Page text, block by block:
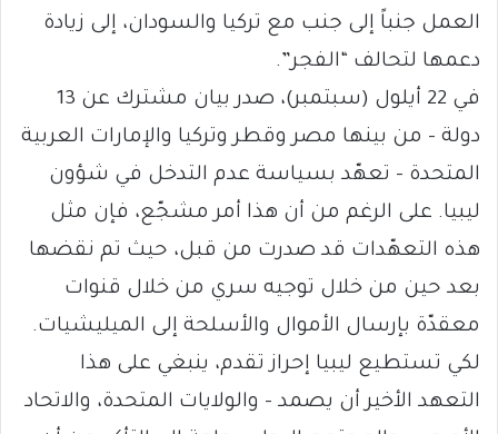
العمل جنباً إلى جنب مع تركيا والسودان، إلى زيادة
دعمها لتحالف “الفجر”.
في 22 أيلول (سبتمبر)، صدر بيان مشترك عن 13
دولة – من بينها مصر وقطر وتركيا والإمارات العربية
المتحدة – تعهّد بسياسة عدم التدخل في شؤون
ليبيا. على الرغم من أن هذا أمر مشجّع، فإن مثل
هذه التعهّدات قد صدرت من قبل، حيث تم نقضها
بعد حين من خلال توجيه سري من خلال قنوات
معقدّة بإرسال الأموال والأسلحة إلى الميليشيات.
لكي تستطيع ليبيا إحراز تقدم، ينبغي على هذا
التعهد الأخير أن يصمد – والولايات المتحدة، والاتحاد